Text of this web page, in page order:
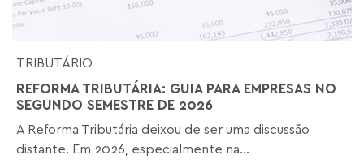
TRIBUTÁRIO
REFORMA TRIBUTÁRIA: GUIA PARA EMPRESAS NO
SEGUNDO SEMESTRE DE 2026
A Reforma Tributária deixou de ser uma discussão
distante. Em 2026, especialmente na...